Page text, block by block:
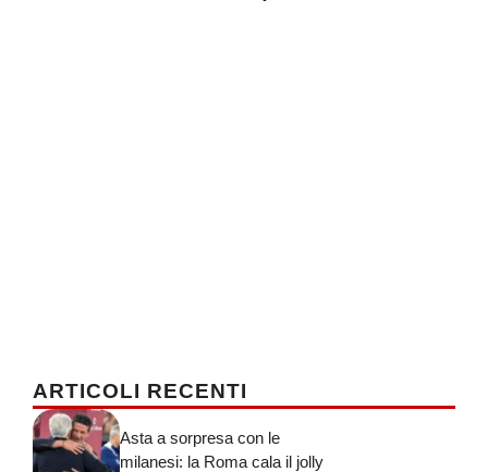
ARTICOLI RECENTI
Asta a sorpresa con le
milanesi: la Roma cala il jolly